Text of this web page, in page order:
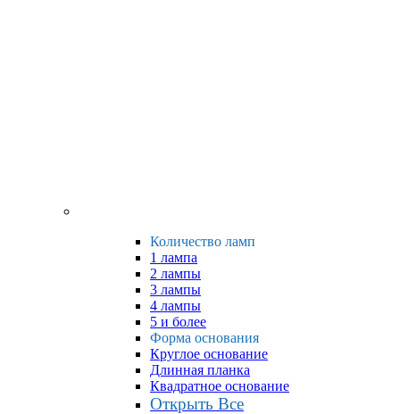
Количество ламп
1 лампа
2 лампы
3 лампы
4 лампы
5 и более
Форма основания
Круглое основание
Длинная планка
Квадратное основание
Открыть Все